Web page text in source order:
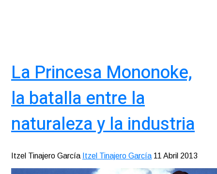
La Princesa Mononoke,
la batalla entre la
naturaleza y la industria
Itzel Tinajero García Itzel Tinajero García 11 Abril 2013